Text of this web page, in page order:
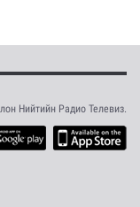
Нийтийн Радио Телевиз.